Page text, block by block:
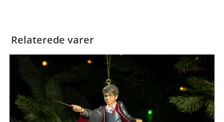
Relaterede varer